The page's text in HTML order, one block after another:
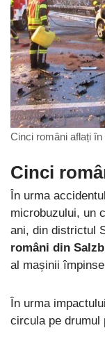
Cinci români aflați în
Cinci
În urma
microbuzului, un
ani, din districtul
români din
al mașinii
În urma
circula pe drumul